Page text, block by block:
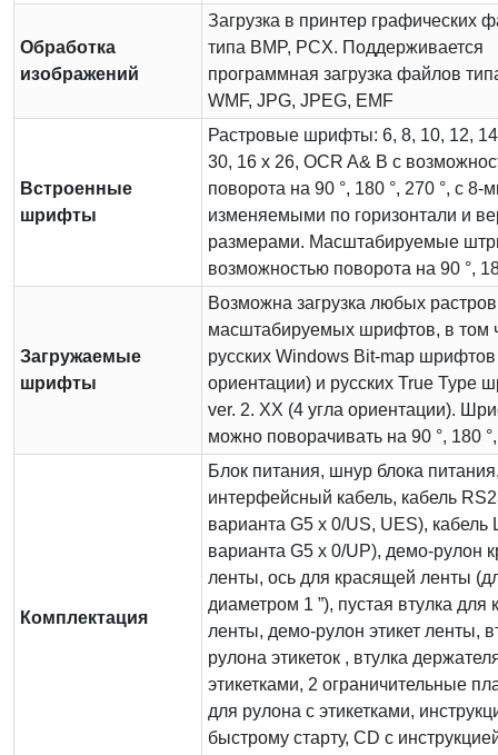
Обработка
изображений
Загрузка в принтер графических
типа BMP, PCX. Поддерживается
программная загрузка файлов
WMF, JPG, JPEG, EMF
Встроенные
шрифты
Растровые шрифты: 6, 8, 10, 12,
30, 16 x 26, OCR A& B с
поворота на 90 °, 180 °, 270 °, с 8-
изменяемыми по горизонтали и
размерами. Масштабируемые
возможностью поворота на 90 °,
Загружаемые
шрифты
Возможна загрузка любых
масштабируемых шрифтов, в том
русских Windows Bit-map шрифтов
ориентации) и русских True Type
ver. 2. XX (4 угла ориентации).
можно поворачивать на 90 °, 180
Комплектация
Блок питания, шнур блока
интерфейсный кабель, кабель
варианта G5 x 0/US, UES), кабель
варианта G5 x 0/UP), демо-рулон
ленты, ось для красящей ленты
диаметром 1 ”), пустая втулка для
ленты, демо-рулон этикет ленты,
рулона этикеток , втулка
этикетками, 2 ограничительные
для рулона с этикетками,
быстрому старту, CD с